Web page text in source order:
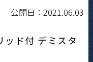
公開日：2021.06.03
ッド付 デミスタ